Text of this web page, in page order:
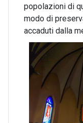
popolazioni di
modo di
accaduti dalla